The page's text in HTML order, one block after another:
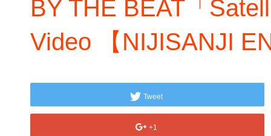
BY THE BEAT「
Video 【NIJISANJI
Tweet
+1